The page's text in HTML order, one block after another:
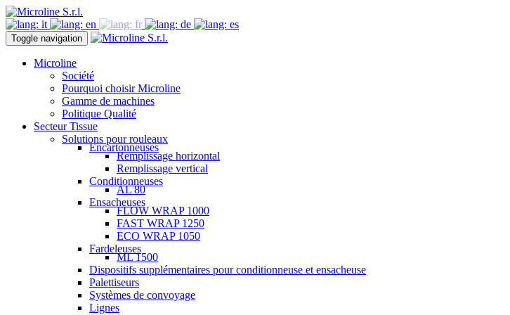
Toggle navigation
Microline
Société
Pourquoi choisir Microline
Gamme de machines
Politique Qualité
Secteur Tissue
Solutions pour rouleaux
Encartonneuses
Remplissage horizontal
Remplissage vertical
Conditionneuses
AL 80
Ensacheuses
FLOW WRAP 1000
FAST WRAP 1250
ECO WRAP 1050
Fardeleuses
ML 1500
Dispositifs supplémentaires pour conditionneuse et ensacheuse
Palettiseurs
Systèmes de convoyage
Lignes